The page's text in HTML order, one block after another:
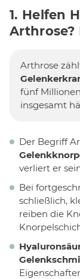
1. Helfen
Arthrose?
Arthrose
fünf
insgesamt
Der Begriff
verliert er
Bei
schließlich,
reiben die